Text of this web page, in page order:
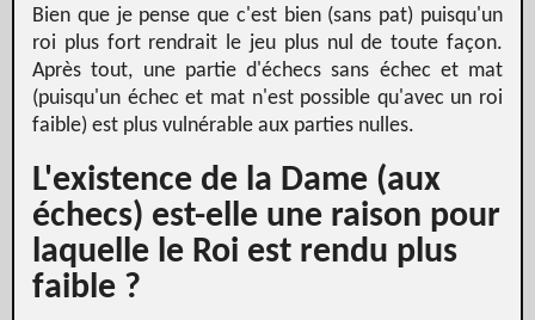
Bien que je pense que c'est bien (sans pat) puisqu'un
roi plus fort rendrait le jeu plus nul de toute façon.
Après tout, une partie d'échecs sans échec et mat
(puisqu'un échec et mat n'est possible qu'avec un roi
faible) est plus vulnérable aux parties nulles.
L'existence de la Dame (aux
échecs) est-elle une raison pour
laquelle le Roi est rendu plus
faible ?